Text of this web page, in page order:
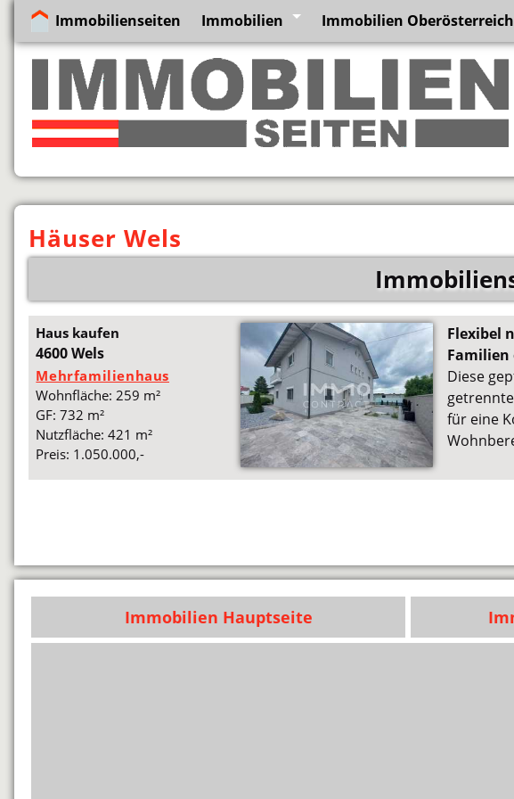
Immobilienseiten Immobilien Immobilien Oberösterreich
Häuser Wels
Haus kaufen
4600 Wels
Mehrfamilienhaus
Wohnfläche: 259 m²
GF: 732 m²
Nutzfläche: 421 m²
Preis: 1.050.000,-
Flexibel
Familien
Diese
für eine
Immobilien Hauptseite